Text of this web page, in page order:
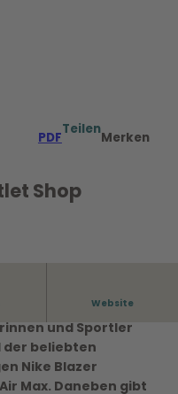
PDF
Teilen
Merken
Shop
Website
Designer Outlets
und Sportler
der beliebten
Nike Blazer
Max. Daneben gibt